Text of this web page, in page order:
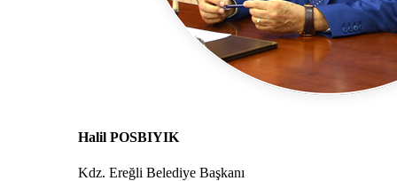
Halil POSBIYIK
Kdz. Ereğli Belediye Başkanı